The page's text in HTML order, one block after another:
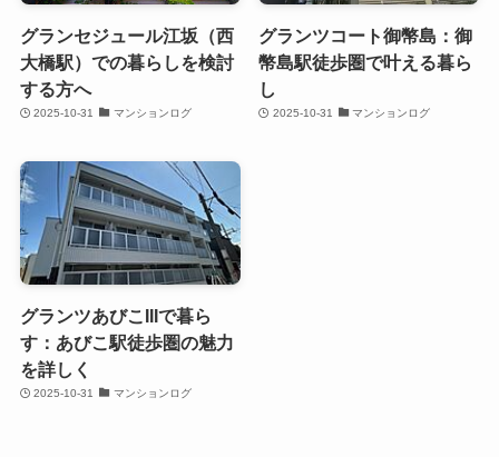
グランセジュール江坂（西
大橋駅）での暮らしを検討
する方へ
2025-10-31 マンションログ
グランツコート御幣島：御
幣島駅徒歩圏で叶える暮ら
し
2025-10-31 マンションログ
グランツあびこIIIで暮ら
す：あびこ駅徒歩圏の魅力
を詳しく
2025-10-31 マンションログ